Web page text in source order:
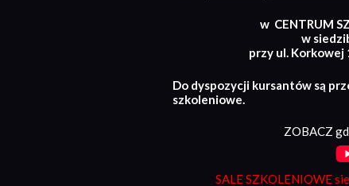
w CENTRUM
w
przy ul. Korkowej
Do dyspozycji kursantów są
szkoleniowe.
ZOBACZ
SALE SZKOLENIOWE